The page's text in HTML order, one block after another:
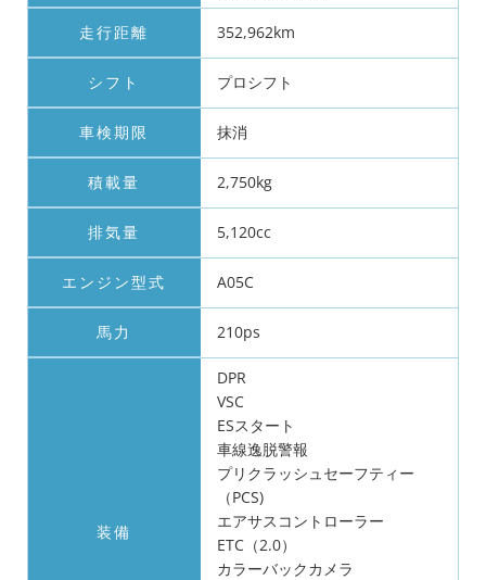
走行距離 352,962km
シフト プロシフト
車検期限 抹消
積載量 2,750kg
排気量 5,120cc
エンジン型式 A05C
馬力 210ps
装備
DPR
VSC
ESスタート
車線逸脱警報
プリクラッシュセーフティー
（PCS)
エアサスコントローラー
ETC（2.0）
カラーバックカメラ